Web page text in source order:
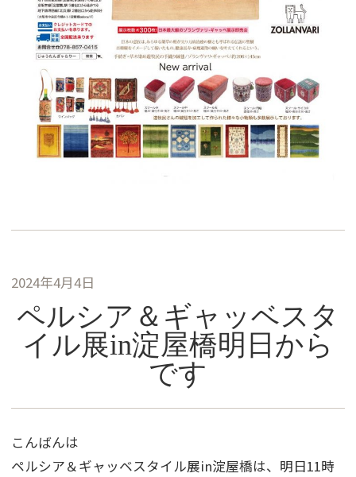
2024年4月4日
ペルシア＆ギャッベスタ
イル展in淀屋橋明日から
です
こんばんは
ペルシア＆ギャッベスタイル展in淀屋橋は、明日11時